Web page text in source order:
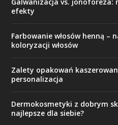
efekty
Farbowanie włosów henną –
koloryzacji włosów
Zalety opakowań
personalizacja
Dermokosmetyki z dobrym
najlepsze dla siebie?